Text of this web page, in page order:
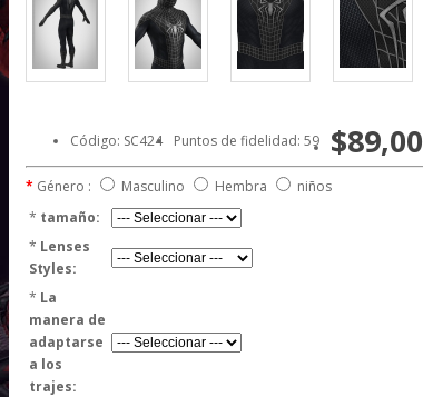
Código: SC424 Puntos de fidelidad: 59 $89,00
Género : Masculino Hembra
niños
* tamaño:
* Lenses
Styles:
* La
manera de
adaptarse
a los
trajes: